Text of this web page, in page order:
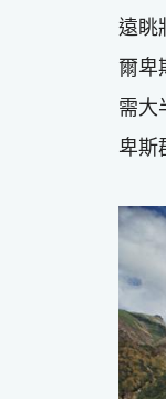
遠眺
爾卑
需大
卑斯